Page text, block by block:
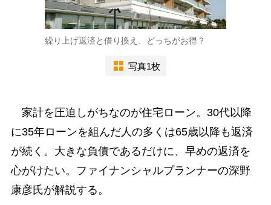
繰り上げ返済と借り換え、どっちがお得？
写真1枚
家計を圧迫しがちなのが住宅ローン。30代以降
に35年ローンを組んだ人の多くは65歳以降も返済
が続く。大きな負債であるだけに、早めの返済を
心がけたい。ファイナンシャルプランナーの深野
康彦氏が解説する。